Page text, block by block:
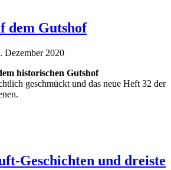
dem Gutshof
Dezember 2020
historischen Gutshof
geschmückt und das neue Heft 32 der
Geschichten und dreiste